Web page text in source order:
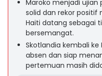
Maroko menjadi
solid dan rekor positif
Haiti datang sebagai
bersemangat.
Skotlandia kembali
absen dan siap
pertemuan masih